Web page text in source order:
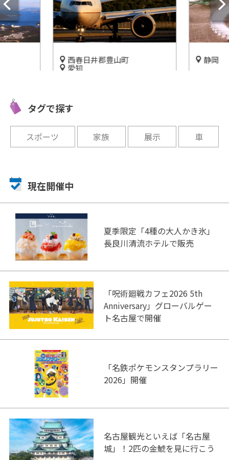
」
西春日井郡豊山町
愛知
アム(愛知県豊山町)
静岡
タグで探す
スポーツ 家族 展示 車
現在開催中
夏季限定「4種の大人かき氷」
長良川清流ホテルで販売
「呪術廻戦カフェ2026 5th
Anniversary」グローバルゲー
ト名古屋で開催
「名鉄ポケモンスタンプラリー
2026」開催
名古屋観光といえば「名古屋
城」！2匹の金鯱を見に行こう